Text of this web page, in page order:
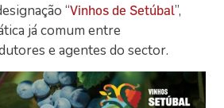
“Vinhos de Setúbal”,
já comum entre
e agentes do sector.